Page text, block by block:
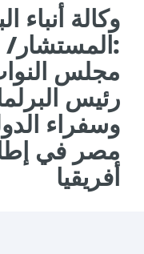
وكالة أنباء
مجلس
رئيس
وسفراء
مصر في
أفريقيا